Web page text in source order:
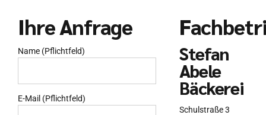
Ihre Anfrage
Name (Pflichtfeld)
E-Mail (Pflichtfeld)
Stefan
Abele
Bäckerei
Schulstraße 3